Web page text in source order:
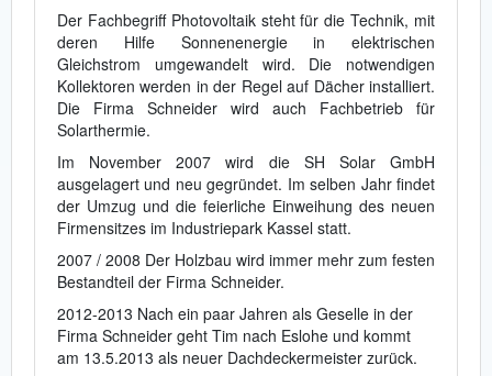
Der Fachbegriff Photovoltaik steht für die Technik, mit
deren Hilfe Sonnenenergie in elektrischen
Gleichstrom umgewandelt wird. Die notwendigen
Kollektoren werden in der Regel auf Dächer installiert.
Die Firma Schneider wird auch Fachbetrieb für
Solarthermie.
Im November 2007 wird die SH Solar GmbH
ausgelagert und neu gegründet. Im selben Jahr findet
der Umzug und die feierliche Einweihung des neuen
Firmensitzes im Industriepark Kassel statt.
2007 / 2008 Der Holzbau wird immer mehr zum festen
Bestandteil der Firma Schneider.
2012-2013 Nach ein paar Jahren als Geselle in der
Firma Schneider geht Tim nach Eslohe und kommt
am 13.5.2013 als neuer Dachdeckermeister zurück.